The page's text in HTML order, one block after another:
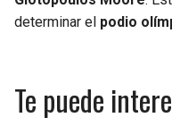
determinar el podio
Te puede